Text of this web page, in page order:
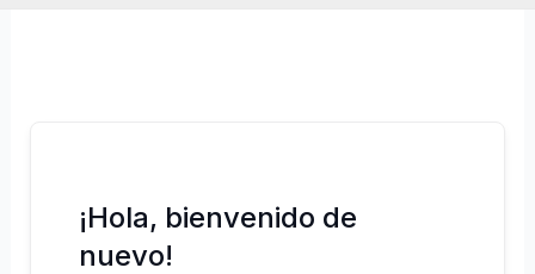
¡Hola, bienvenido de
nuevo!